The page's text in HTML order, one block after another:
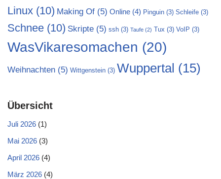
Linux (10) Making Of (5) Online (4) Pinguin (3) Schleife (3)
Schnee (10) Skripte (5) ssh (3) Taufe (2) Tux (3) VoIP (3)
WasVikaresomachen (20)
Weihnachten (5) Wittgenstein (3) Wuppertal (15)
Übersicht
Juli 2026 (1)
Mai 2026 (3)
April 2026 (4)
März 2026 (4)